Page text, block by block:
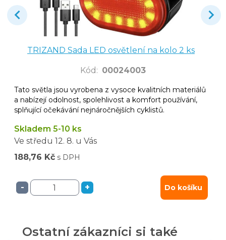
TRIZAND Sada LED osvětlení na kolo 2 ks
Kód : 00024003
Tato světla jsou vyrobena z vysoce kvalitních materiálů
a nabízejí odolnost, spolehlivost a komfort používání,
splňující očekávání nejnáročnějších cyklistů.
Skladem 5-10 ks
Ve středu 12. 8. u Vás
188,76 Kč s DPH
- + Do košíku
Ostatní zákazníci si také